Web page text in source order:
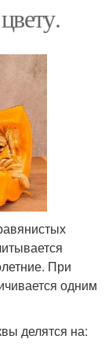
При
одним
делятся на: